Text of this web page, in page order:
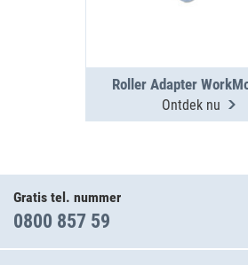
Roller Adapter
Ontdek nu
Gratis tel. nummer
0800 857 59